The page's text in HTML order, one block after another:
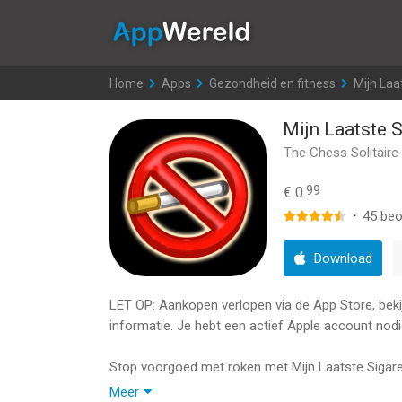
Home >
Apps >
Gezondheid en fitness >
Mijn
Mijn Laatste
The Chess
€ 0.99
· 45
Download
LET OP: Aankopen verlopen via de App Store,
informatie. Je hebt een actief Apple account
Stop voorgoed met roken met Mijn Laatste
roken. Sinds 2000 heeft Mijn Laatste Sigaret
Meer